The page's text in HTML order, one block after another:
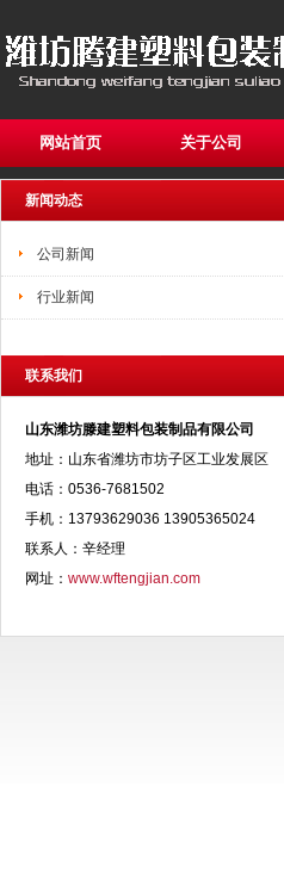
网站首页 关于公司
新闻动态
公司新闻
行业新闻
联系我们
山东潍坊滕建塑料包装制品有限公司
地址：山东省潍坊市坊子区工业发展区
电话：0536-7681502
手机：13793629036 13905365024
联系人：辛经理
网址： www.wftengjian.com